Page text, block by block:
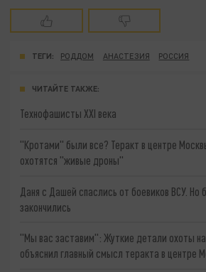
ТЕГИ: РОДДОМ АНАСТЕЗИЯ РОССИЯ
ЧИТАЙТЕ ТАКЖЕ:
Технофашисты XXI века
"Кротами" были все? Теракт в центре
охотятся "живые дроны"
Даня с Дашей спаслись от боевиков ВСУ.
закончились
"Мы вас заставим": Жуткие детали охоты на
объяснил главный смысл теракта в центре